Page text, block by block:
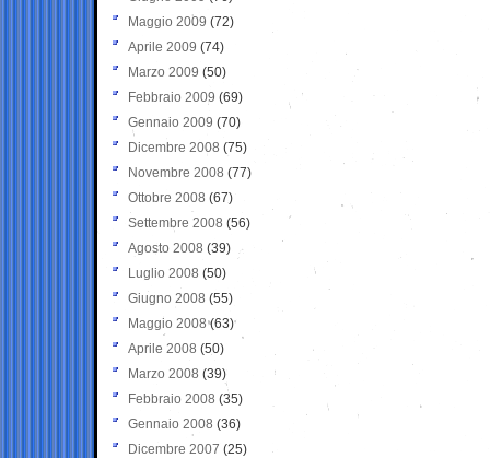
Maggio 2009 (72)
Aprile 2009 (74)
Marzo 2009 (50)
Febbraio 2009 (69)
Gennaio 2009 (70)
Dicembre 2008 (75)
Novembre 2008 (77)
Ottobre 2008 (67)
Settembre 2008 (56)
Agosto 2008 (39)
Luglio 2008 (50)
Giugno 2008 (55)
Maggio 2008(63)
Aprile 2008 (50)
Marzo 2008 (39)
Febbraio 2008 (35)
Gennaio 2008 (36)
Dicembre 2007 (25)